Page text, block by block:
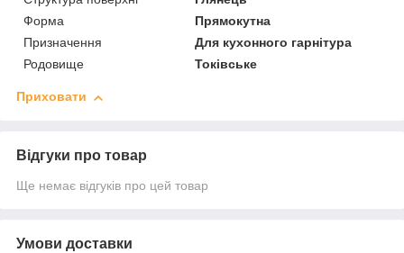
Форма
Прямокутна
Призначення
Для кухонного гарнітура
Родовище
Токівське
Приховати
Відгуки про товар
Ще немає відгуків про цей товар
Умови доставки